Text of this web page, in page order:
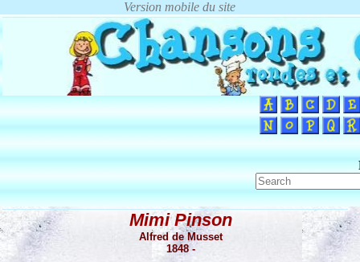
Mimi Pinson
Alfred de Musset
1848 -